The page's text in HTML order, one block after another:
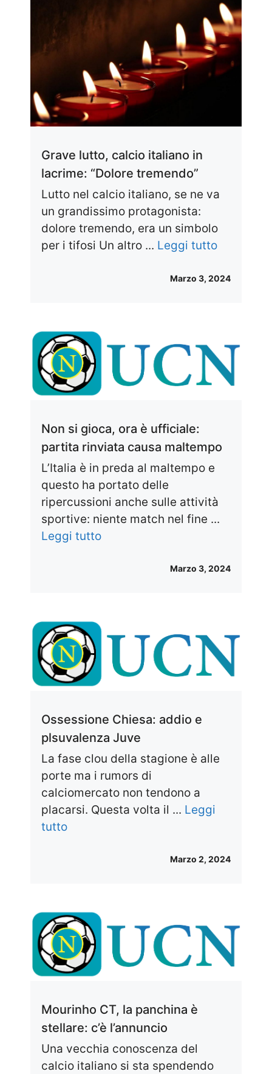
Grave lutto, calcio italiano in
lacrime: “Dolore tremendo”
Lutto nel calcio italiano, se ne va
un grandissimo protagonista:
dolore tremendo, era un simbolo
per i tifosi Un altro ... Leggi tutto
Marzo 3, 2024
Non si gioca, ora è ufficiale:
partita rinviata causa maltempo
L’Italia è in preda al maltempo e
questo ha portato delle
ripercussioni anche sulle attività
sportive: niente match nel fine ...
Leggi tutto
Marzo 3, 2024
Ossessione Chiesa: addio e
plsuvalenza Juve
La fase clou della stagione è alle
porte ma i rumors di
calciomercato non tendono a
placarsi. Questa volta il ... Leggi
tutto
Marzo 2, 2024
Mourinho CT, la panchina è
stellare: c’è l’annuncio
Una vecchia conoscenza del
calcio italiano si sta spendendo